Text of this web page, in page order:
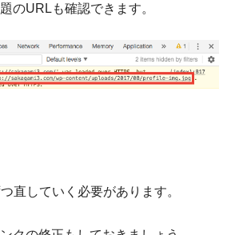
のURLも確認できます。
直していく必要があります。